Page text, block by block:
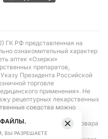
ГК РФ представленная на
ознакомительный характер
аптек «Озерки»
препаратов,
Президента Российской
торговле
применения». Не
рецептурных лекарственных
средства можно
в аптеке при
врачом. Бронирование товара
выкупа заказа в
ФАЙЛЫ.
ВЫ РАЗРЕШАЕТЕ